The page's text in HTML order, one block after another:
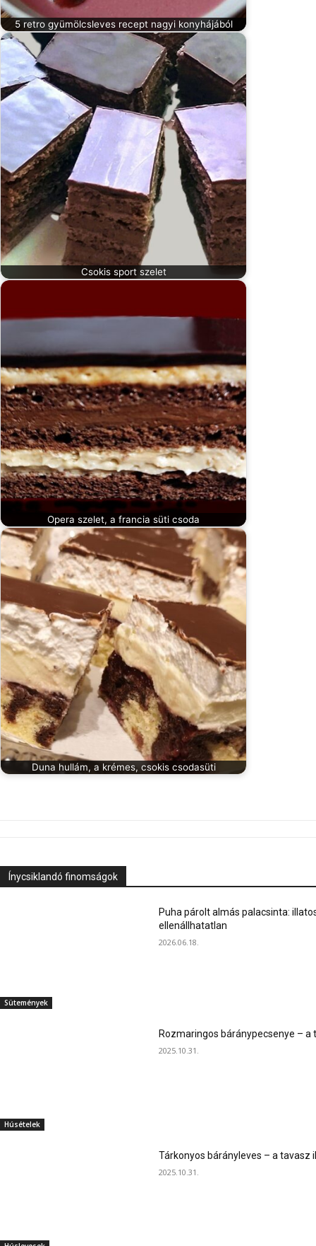
5 retro gyümölcsleves recept nagyi konyhájából
Csokis sport szelet
Opera szelet, a francia süti csoda
Duna hullám, a krémes, csokis csodasüti
Ínycsiklandó finomságok
Sütemények
Puha párolt almás palacsinta:
ellenállhatatlan
2026.06.18.
Húsételek
Rozmaringos báránypecsenye – a
2025.10.31.
Tárkonyos bárányleves – a tavasz
2025.10.31.